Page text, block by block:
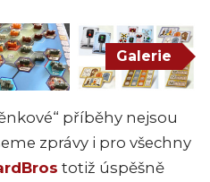
Galerie
příběhy nejsou
zprávy i pro všechny
totiž úspěšně